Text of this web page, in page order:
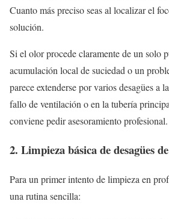
Cuanto más preciso seas al localizar el
solución.
Si el olor procede claramente de un solo
acumulación local de suciedad o un
parece extenderse por varios desagües a
fallo de ventilación o en la tubería
conviene pedir asesoramiento profesional.
2. Limpieza básica de desagües
Para un primer intento de limpieza en
una rutina sencilla: